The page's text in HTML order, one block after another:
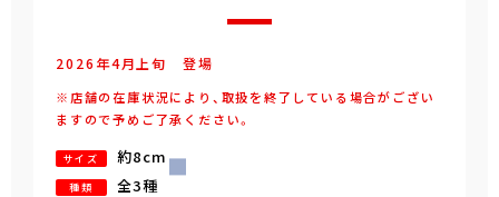
2026年4月 上旬 登場
※店舗の在庫状況により、取扱を終了している場合がござい
ますので予めご了承ください。
サイズ 約8cm
種類 全3種